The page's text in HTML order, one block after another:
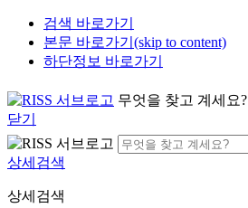
검색 바로가기
본문 바로가기(skip to content)
하단정보 바로가기
무엇을 찾고 계세요?
닫기
상세검색
상세검색